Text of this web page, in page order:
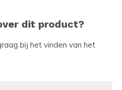
dit product?
bij het vinden van het